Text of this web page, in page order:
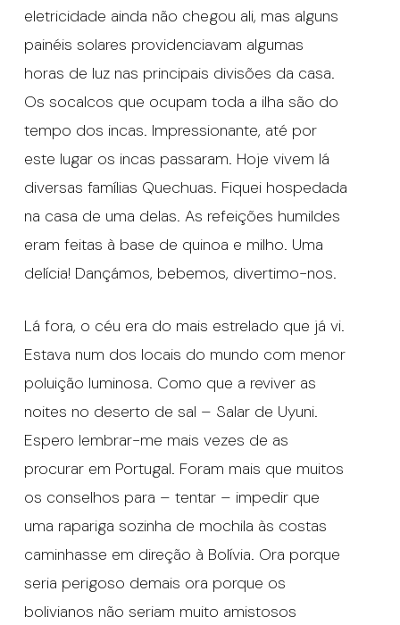
eletricidade ainda não chegou ali, mas alguns
painéis solares providenciavam algumas
horas de luz nas principais divisões da casa.
Os socalcos que ocupam toda a ilha são do
tempo dos incas. Impressionante, até por
este lugar os incas passaram. Hoje vivem lá
diversas famílias Quechuas. Fiquei hospedada
na casa de uma delas. As refeições humildes
eram feitas à base de quinoa e milho. Uma
delícia! Dançámos, bebemos, divertimo-nos.
Lá fora, o céu era do mais estrelado que já vi.
Estava num dos locais do mundo com menor
poluição luminosa. Como que a reviver as
noites no deserto de sal – Salar de Uyuni.
Espero lembrar-me mais vezes de as
procurar em Portugal. Foram mais que muitos
os conselhos para – tentar – impedir que
uma rapariga sozinha de mochila às costas
caminhasse em direção à Bolívia. Ora porque
seria perigoso demais ora porque os
bolivianos não seriam muito amistosos